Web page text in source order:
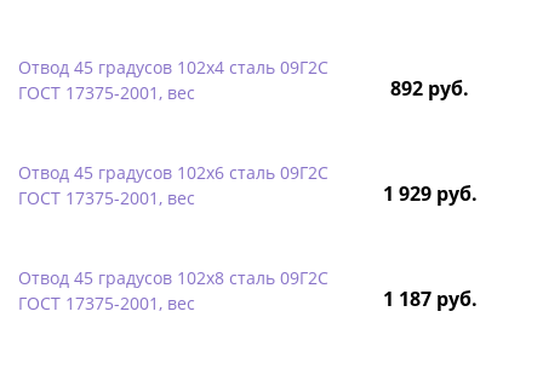
Отвод 45 градусов 102х4 сталь 09Г2С
ГОСТ 17375-2001, вес
892 руб.
Отвод 45 градусов 102х6 сталь 09Г2С
ГОСТ 17375-2001, вес
1 929 руб.
Отвод 45 градусов 102х8 сталь 09Г2С
ГОСТ 17375-2001, вес
1 187 руб.